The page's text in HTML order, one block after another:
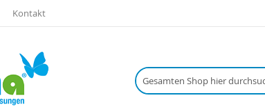
Kontakt